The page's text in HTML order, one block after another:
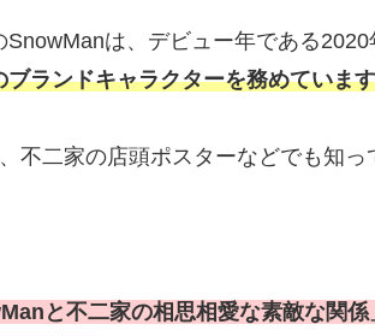
は、デビュー年である2020
ランドキャラクターを務めていま
不二家の店頭ポスターなどでも知っ
と不二家の相思相愛な素敵な関係